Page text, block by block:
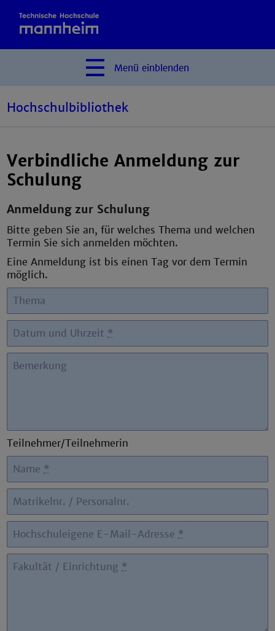
Menü einblenden
Hochschulbibliothek
Verbindliche Anmeldung zur
Schulung
Anmeldung zur Schulung
Bitte geben Sie an, für welches Thema und welchen
Termin Sie sich anmelden möchten.
Eine Anmeldung ist bis einen Tag vor dem Termin
möglich.
Thema
Datum und Uhrzeit *
Bemerkung
Teilnehmer/Teilnehmerin
Name *
Matrikelnr. / Personalnr.
Hochschuleigene E-Mail-Adresse *
Fakultät / Einrichtung *